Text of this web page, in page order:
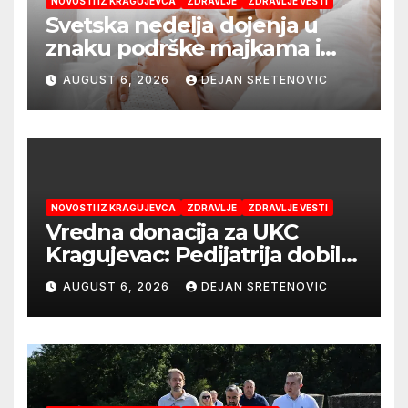
Svetska nedelja dojenja u
znaku podrške majkama i
najboljeg početka života
AUGUST 6, 2026 DEJAN SRETENOVIC
NOVOSTI IZ KRAGUJEVCA ZDRAVLJE ZDRAVLJE VESTI
Vredna donacija za UKC
Kragujevac: Pedijatrija dobila
mobilni rendgen i mikroskop
vredne 9,6 miliona dinara
AUGUST 6, 2026 DEJAN SRETENOVIC